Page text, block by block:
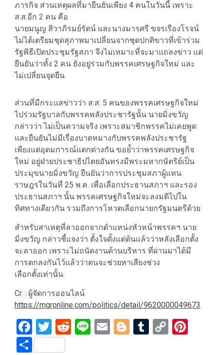
ภารกิจ ส่วนเหตุผลที่มายืนยันเพียง 4 คนในวันนี้ เพราะ
ส.ส.อีก 2 คน คือ
นายมนูญ สิวาภิรมย์รัตน์ และนางมารศรี ขจรเรืองโรจน์
ไม่ได้เตรียมชุดสุภาพมาเปลี่ยนจากชุดปกติขาวที่เข้าร่วม
รัฐพิธีเปิดประชุมรัฐสภา จึงไม่เหมาะที่จะมาแถลงข่าว แต่
ยืนยันว่าทั้ง 2 คน ยังอยู่ร่วมกับพรรคเศรษฐกิจใหม่ และ
ไม่เปลี่ยนจุดยืน
ส่วนที่มีกระแสข่าวว่า ส.ส. 5 คนของพรรคเศรษฐกิจใหม่
ไปร่วมรัฐบาลกับพรรคพลังประชารัฐนั้น นายมิ่งขวัญ
กล่าวว่า ไม่เป็นความจริง เพราะสมาชิกพรรคไม่เคยพูด
และยืนยันไม่มีเรื่องบาดหมางกับพรรคพลังประชารัฐ
เพียงแต่อุดมการณ์แตกต่างกัน ขอย้ำว่าพรรคเศรษฐกิจ
ใหม่ อยู่ฝ่ายประชาธิปไตยอันทรงมีพระมหากษัตริย์เป็น
ประมุขนายมิ่งขวัญ ยืนยันว่าการประชุมสภาผู้แทน
ราษฎรในวันที่ 25 พ.ค. เพื่อเลือกประธานสภาฯ และรอง
ประธานสภาฯ นั้น พรรคเศรษฐกิจใหม่จะลงมติไปใน
ทิศทางเดียวกัน รวมถึงการโหวตเลือกนายกรัฐมนตรีด้วย
สำหรับสาเหตุที่ลาออกจากตำแหน่งหัวหน้าพรรคฯ นาย
มิ่งขวัญ กล่าวชี้แจงว่า ตั้งใจตั้งแต่ต้นแล้วว่าหลังเลือกตั้ง
จะลาออก เพราะไม่ถนัดงานด้านบริหาร ที่ผ่านมาได้มี
การตกลงกันไว้แล้วว่าตนจะช่วยหาเสียงช่วง
เลือกตั้งเท่านั้น
Cr. : ผู้จัดการออนไลน์
https://mgronline.com/politics/detail/9620000049673
Facebook
Twitter
Reddit
LineEmailBlogger
Tumblr
Copy
Share